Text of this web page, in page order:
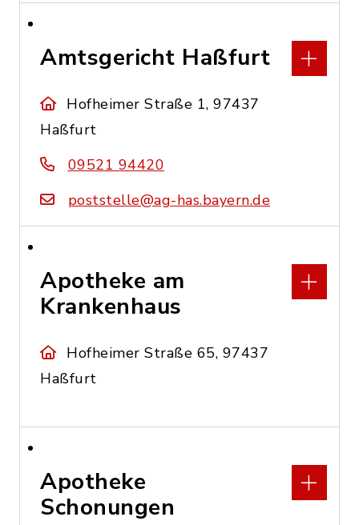
Amtsgericht Haßfurt
Hofheimer Straße 1, 97437
Haßfurt
09521 94420
poststelle@ag-has.bayern.de
Apotheke am
Krankenhaus
Hofheimer Straße 65, 97437
Haßfurt
Apotheke
Schonungen